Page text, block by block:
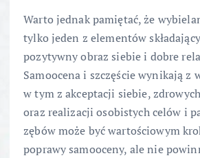
Warto jednak pamiętać, że
tylko jeden z elementów
pozytywny obraz siebie i dobre
Samoocena i szczęście wynikają z
w tym z akceptacji siebie,
oraz realizacji osobistych celów i
zębów może być wartościowym
poprawy samooceny, ale nie